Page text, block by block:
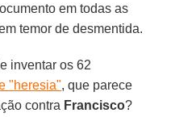
em todas as
temor de desmentida.
inventar os 62
"heresia", que parece
contra Francisco?